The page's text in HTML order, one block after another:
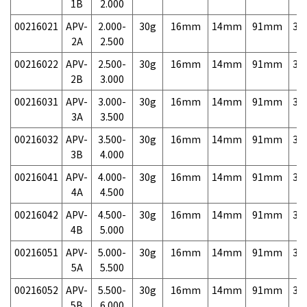
1B 2.000
00216021 APV-
2A
2.000-
2.500
30g 16mm 14mm 91mm
00216022 APV-
2B
2.500-
3.000
30g 16mm 14mm 91mm
00216031 APV-
3A
3.000-
3.500
30g 16mm 14mm 91mm
00216032 APV-
3B
3.500-
4.000
30g 16mm 14mm 91mm
00216041 APV-
4A
4.000-
4.500
30g 16mm 14mm 91mm
00216042 APV-
4B
4.500-
5.000
30g 16mm 14mm 91mm
00216051 APV-
5A
5.000-
5.500
30g 16mm 14mm 91mm
00216052 APV-
5.500-
30g 16mm 14mm 91mm